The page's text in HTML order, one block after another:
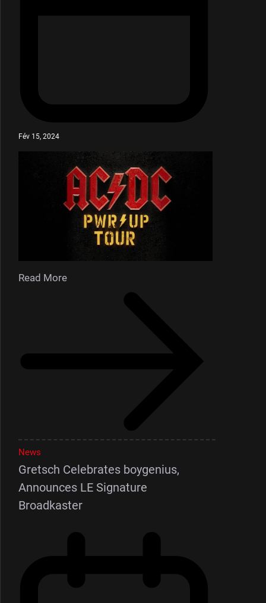
Fév 15, 2024
Read More
News
Gretsch Celebrates boygenius,
Announces LE Signature
Broadkaster